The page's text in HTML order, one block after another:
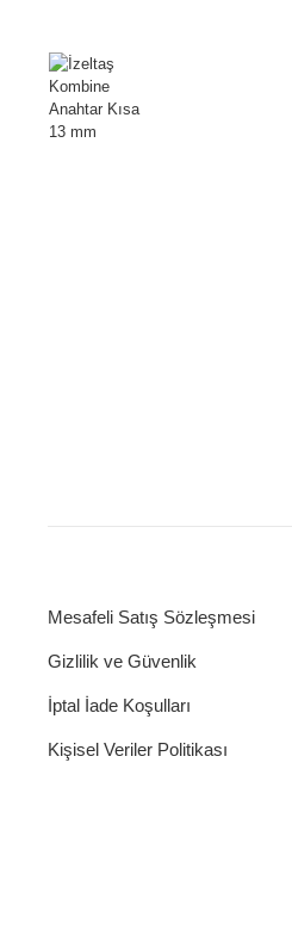
Mesafeli Satış Sözleşmesi
Gizlilik ve Güvenlik
İptal İade Koşulları
Kişisel Veriler Politikası